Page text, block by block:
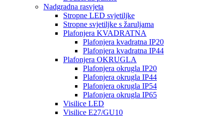
Nadgradna rasvjeta
Stropne LED svjetiljke
Stropne svjetiljke s žaruljama
Plafonjera KVADRATNA
Plafonjera kvadratna IP20
Plafonjera kvadratna IP44
Plafonjera OKRUGLA
Plafonjera okrugla IP20
Plafonjera okrugla IP44
Plafonjera okrugla IP54
Plafonjera okrugla IP65
Visilice LED
Visilice E27/GU10